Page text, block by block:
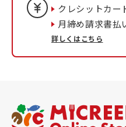
クレシットカー
月締め請求書払
詳しくはこちら